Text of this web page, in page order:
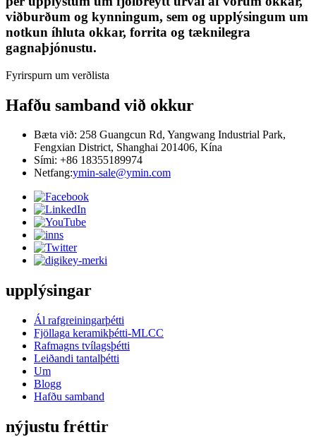
viðburðum og kynningum, sem og upplýsingum um
notkun íhluta okkar, forrita og tæknilegra
gagnaþjónustu.
Fyrirspurn um verðlista
Hafðu samband við okkur
Bæta við: 258 Guangcun Rd, Yangwang Industrial Park,
Fengxian District, Shanghai 201406, Kína
Sími: +86 18355189974
Netfang:ymin-sale@ymin.com
upplýsingar
Ál rafgreiningarþétti
Fjöllaga keramikþétti-MLCC
Rafmagns tvílagsþétti
Leiðandi tantalþétti
Um
Blogg
Hafðu samband
nýjustu fréttir